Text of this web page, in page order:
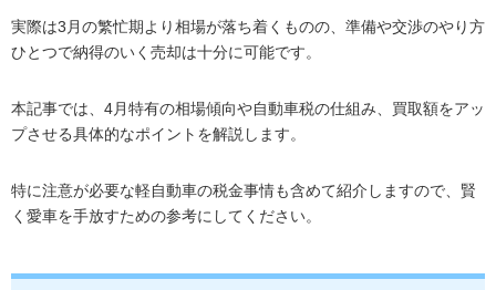
実際は3月の繁忙期より相場が落ち着くものの、準備や交渉のやり方
ひとつで納得のいく売却は十分に可能です。
本記事では、4月特有の相場傾向や自動車税の仕組み、買取額をアッ
プさせる具体的なポイントを解説します。
特に注意が必要な軽自動車の税金事情も含めて紹介しますので、賢
く愛車を手放すための参考にしてください。